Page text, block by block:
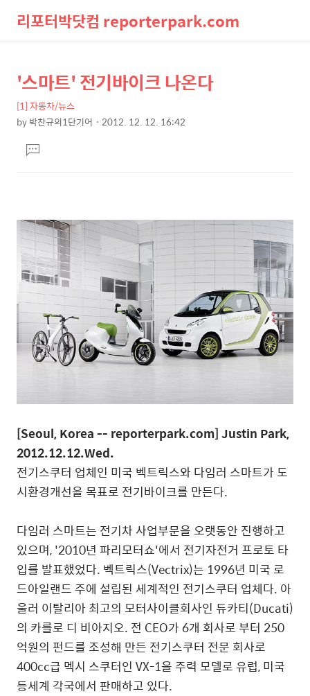
리포터박닷컴 reporterpark.com
상
세
컨
텐
츠
본
제
목
'스마트' 전기바이크 나온다
[1] 자동차/뉴스
by박찬규의1단기어 2012. 12. 12. 16:42
문댓
글
[Seoul, Korea -- reporterpark.com] Justin Park,
2012.12.12.Wed.
전기스쿠터 업체인 미국 벡트릭스와 다임러 스마트가 도
시환경개선을 목표로 전기바이크를 만든다.
다임러 스마트는 전기차 사업부문을 오랫동안 진행하고
있으며, '2010년 파리모터쇼'에서 전기자전거 프로토 타
입를 발표했었다. 벡트릭스(Vectrix)는 1996년 미국 로
드아일랜드 주에 설립된 세계적인 전기스쿠터 업체다. 아
울러 이탈리아 최고의 모터사이클회사인 듀카티(Ducati)
의 카를로 디 비아지오. 전 CEO가 6개 회사로 부터 250
억원의 펀드를 조성해 만든 전기스쿠터 전문 회사로
400cc급 멕시 스쿠터인 VX-1을 주력 모델로 유럽, 미국
등세계 각국에서 판매하고 있다.